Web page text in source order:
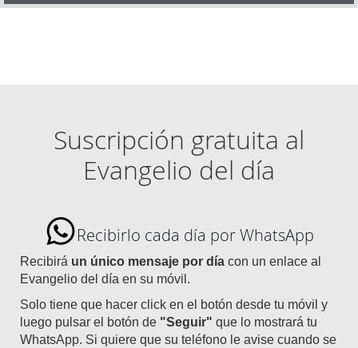
Suscripción gratuita al
Evangelio del día
Recibirlo cada día por WhatsApp
Recibirá un único mensaje por día con un enlace al
Evangelio del día en su móvil.
Solo tiene que hacer click en el botón desde tu móvil y
luego pulsar el botón de "Seguir" que lo mostrará tu
WhatsApp. Si quiere que su teléfono le avise cuando se